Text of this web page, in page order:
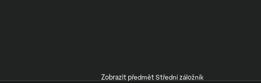
Zobrazit předmět Střední záložník